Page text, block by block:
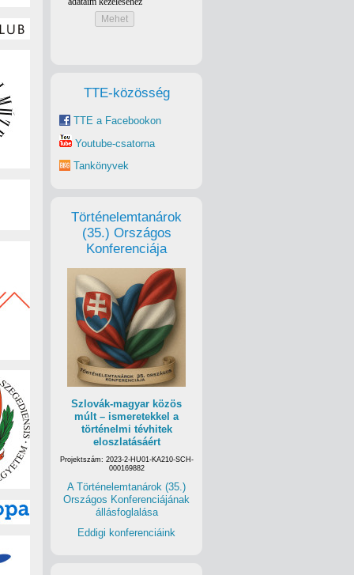
TTE-közösség
TTE a Facebookon
Youtube-csatorna
Tankönyvek
Történelemtanárok
(35.) Országos
Konferenciája
Szlovák-magyar közös
múlt – ismeretekkel a
történelmi tévhitek
eloszlatásáért
Projektszám: 2023-2-HU01-KA210-SCH-
000169882
A Történelemtanárok (35.)
Országos Konferenciájának
állásfoglalása
Eddigi konferenciáink